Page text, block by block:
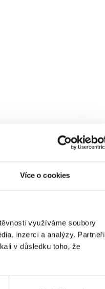
Více o cookies
využíváme soubory
inzerci a analýzy. Partneři
v důsledku toho, že